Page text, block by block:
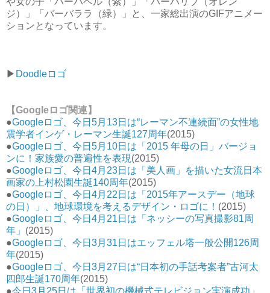
ジ）」「バーバララ（緑）」と、一家総出演のGIFアニメー
ションとなっています。
▶︎ Doodleロゴ
【Googleロゴ関連】
●Googleロゴ、今日5月13日は“レーマン不連続面”の女性地
震学者インゲ・レーマン生誕127周年(2015)
●Googleロゴ、今日5月10日は「2015 年母の日」バージョ
ンに！家族愛の普遍性を表現(2015)
●Googleロゴ、今日4月23日は「美人画」を描いた女流日本
画家の上村松園生誕140周年(2015)
●Googleロゴ、今日4月22日は「2015年アースデー（地球
の日）」、地球環境を考えるデザイン・ロゴに！ (2015)
●Googleロゴ、今日4月21日は「ネッシーの写真撮影81周
年」 (2015)
●Googleロゴ、今日3月31日はエッフェル塔一般公開126周
年(2015)
●Googleロゴ、今日3月27日は“日本初の手話考案者”古河太
四郎生誕170周年(2015)